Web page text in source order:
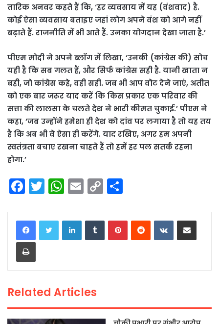
तारिक अनवर कहते हैं कि, ‘हर व्यवसाय में यह (वंशवाद) है.
कोई ऐसा व्यवसाय बताइए जहां लोग अपने वंश को आगे नहीं
बढ़ाते हैं. राजनीति में भी आते हैं. उनका योगदान देखा जाता है.’
पीएम मोदी ने अपने ब्लॉग में लिखा, ‘उनकी (कांग्रेस की) सोच
यही है कि सब गलत हैं, और सिर्फ कांग्रेस सही है. यानी खाता न
बही, जो कांग्रेस कहे, वही सही. जब भी आप वोट देने जाएं, अतीत
को एक बार जरूर याद करें कि किस प्रकार एक परिवार की
सत्ता की लालसा के चलते देश ने भारी कीमत चुकाई.’ पीएम ने
कहा, ‘जब उन्होंने हमेशा ही देश को दांव पर लगाया है तो यह तय
है कि अब भी वे ऐसा ही करेंगे. याद रखिए, अगर हम अपनी
स्वतंत्रता बचाए रखना चाहते हैं तो हमें हर पल सतर्क रहना
होगा.’
F
a
c
e
b
o
k
T
w
itt
er
W
h
a
ts
p
E
m
ai
C
o
p
n
ar
LinkedInTumblrPinterestReddit VKontakteShare via Email
Print
Related Articles